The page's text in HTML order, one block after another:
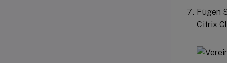
Fügen
Citrix